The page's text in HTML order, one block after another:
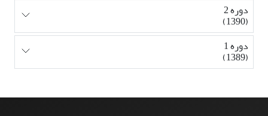
دوره 2
(1390)
دوره 1
(1389)